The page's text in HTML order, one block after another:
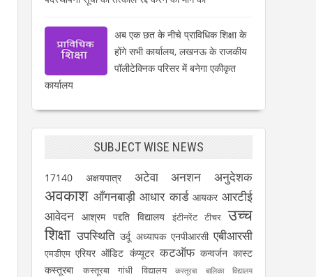
अब एक छत के नीचे प्राविधिक शिक्षा के
होंगे सभी कार्यालय, लखनऊ के राजकीय
पॉलीटेक्निक परिसर में बनेगा एकीकृत
कार्यालय
SUBJECT WISE NEWS
17140 अक्षयपात्र अटेवा अनशन अनुदेशक
अवकाश आँगनबाड़ी आधार कार्ड आयकर आरटीई
आवेदन आश्रम पद्दति विद्यालय इंटीनरेंट टीचर उच्च
शिक्षा उपस्थिति उर्दू अध्यापक एनपीआरसी एबीआरसी
एमडीएम एरियर ऑडिट कंप्यूटर कटऑफ कन्वर्जन कास्ट
कस्तूरबा
कस्तूरबा गांधी विद्यालय कस्तूरबा बालिका विद्यालय